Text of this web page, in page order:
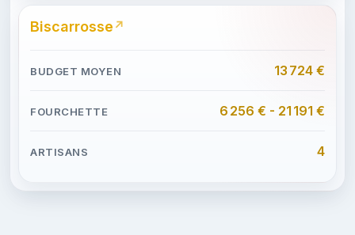
Biscarrosse
13 724 €
6 256 € - 21 191 €
4